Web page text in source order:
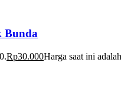
Bunda
Rp30.000Harga saat ini